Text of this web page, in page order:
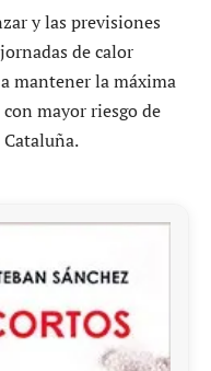
y las previsiones
de calor
mantener la máxima
mayor riesgo de